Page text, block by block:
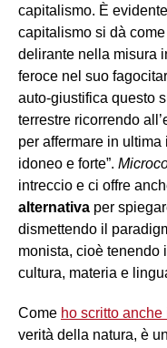
capitalismo. È
capitalismo si dà
delirante nella misura
feroce nel suo
auto-giustifica questo
terrestre ricorrendo
per affermare in
idoneo e forte”.
intreccio e ci offre
alternativa per
dismettendo il
monista, cioè tenendo
cultura, materia e
Come ho scritto
verità della natura, è